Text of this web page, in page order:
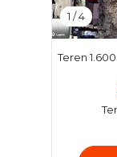
1 /4
Teren